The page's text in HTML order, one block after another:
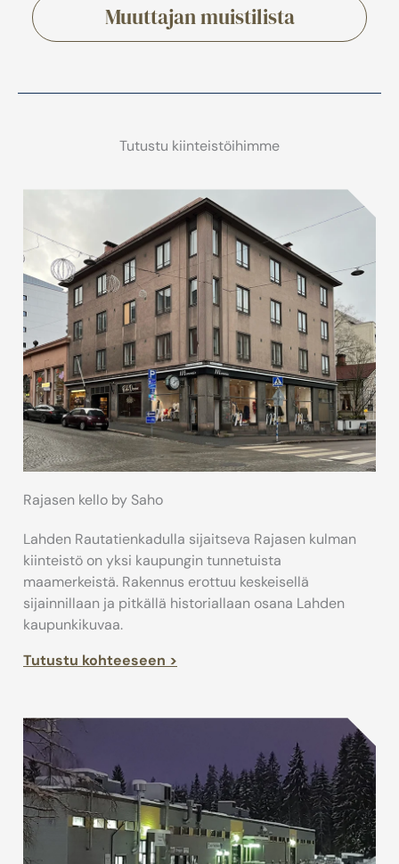
Muuttajan muistilista
Tutustu kiinteistöihimme
Rajasen kello by Saho
Lahden Rautatienkadulla sijaitseva Rajasen kulman
kiinteistö on yksi kaupungin tunnetuista
maamerkeistä. Rakennus erottuu keskeisellä
sijainnillaan ja pitkällä historiallaan osana Lahden
kaupunkikuvaa.
Tutustu kohteeseen >